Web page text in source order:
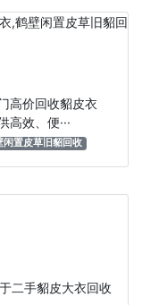
高价回收貂皮衣
效、便···
闲置皮草旧貂回收
二手貂皮大衣回收‌